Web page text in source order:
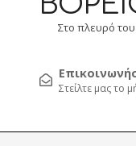
Στο πλευρό
Στείλτε μας το
Navigation